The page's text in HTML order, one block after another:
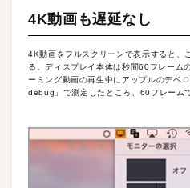
4K動画も遅延なし
4K動画をフルスクリーンで表示すると、
る。ディスプレイ本体は秒間60フレーム
ーミング動画の再生中にアップルのデベ
debug」で測定したところ、60フレーム